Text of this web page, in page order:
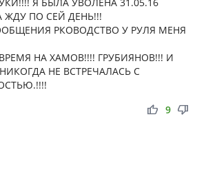
ЖДУ ПО СЕЙ ДЕНЬ!!!
РКОВОДСТВО У РУЛЯ МЕНЯ
НА ХАМОВ!!!! ГРУБИЯНОВ!!! И
НЕ ВСТРЕЧАЛАСЬ С
thumb_up thumb_down
9